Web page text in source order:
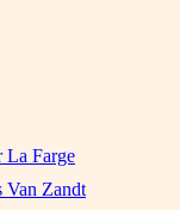
La Farge
Van Zandt